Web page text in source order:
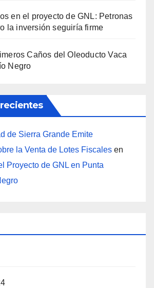
en el proyecto de GNL: Petronas
la inversión seguiría firme
Caños del Oleoducto Vaca
Negro
de Sierra Grande Emite
la Venta de Lotes Fiscales en
Proyecto de GNL en Punta